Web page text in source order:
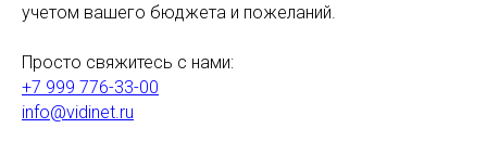
учетом вашего бюджета и пожеланий.
Просто свяжитесь с нами:
+7 999 776-33-00
info@vidinet.ru